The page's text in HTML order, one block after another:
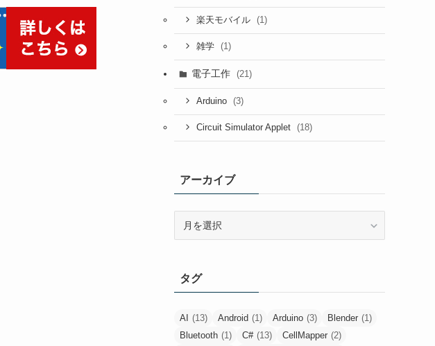
楽天モバイル (1)
雑学 (1)
電子工作 (21)
Arduino (3)
Circuit Simulator Applet (18)
アーカイブ
ブタグ
AI (13) Android (1) Arduino (3) Blender (1)
Bluetooth (1) C# (13) CellMapper (2)